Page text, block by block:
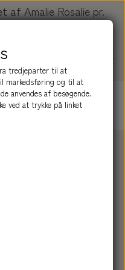
af Amalie Rosalie pr.
collections/amalie-
tredjeparter til at
markedsføring og til at
anvendes af besøgende.
ved at trykke på linket